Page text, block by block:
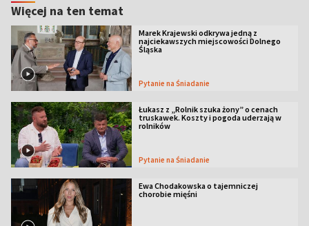
Więcej na ten temat
Marek Krajewski odkrywa jedną z
najciekawszych miejscowości Dolnego
Śląska
Pytanie na Śniadanie
Łukasz z „Rolnik szuka żony” o cenach
truskawek. Koszty i pogoda uderzają w
rolników
Pytanie na Śniadanie
Ewa Chodakowska o tajemniczej
chorobie mięśni